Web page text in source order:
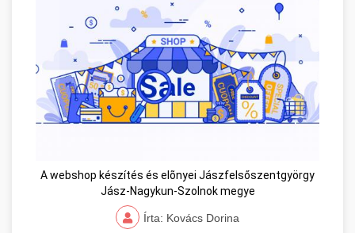
A webshop készítés és elõnyei Jászfelsőszentgyörgy
Jász-Nagykun-Szolnok megye
Írta: Kovács Dorina